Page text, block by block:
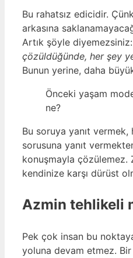
Bu rahatsız edicidir.
arkasına
Artık şöyle diyemezsiniz:
çözüldüğünde, her şey
Bunun yerine, daha
Önceki yaşam
ne?
Bu soruya yanıt
sorusuna yanıt
konuşmayla çözülemez.
kendinize karşı dürüst
Azmin tehlikeli
Pek çok insan bu
yoluna devam etmez.